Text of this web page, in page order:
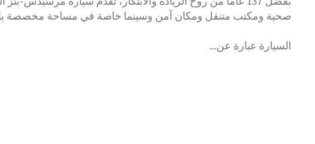
صحية ومكتب متنقل ومكان آمن وسينما خاصة في مساحة مخصصة
السيارة عبارة عن...